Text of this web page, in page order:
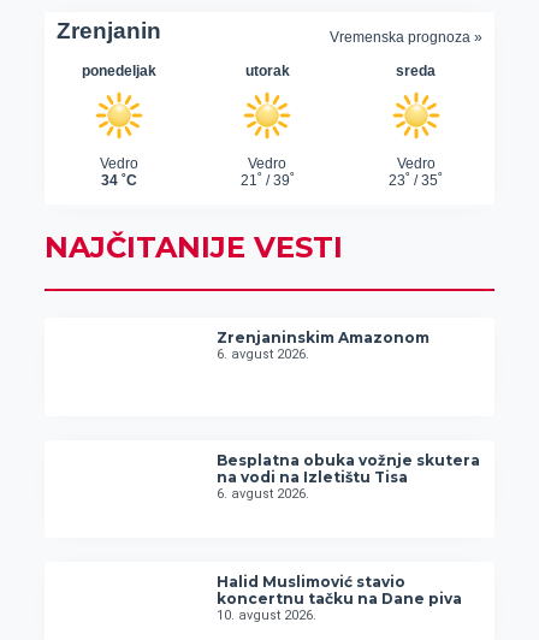
NAJČITANIJE VESTI
Zrenjaninskim Amazonom
6. avgust 2026.
Besplatna obuka vožnje skutera
na vodi na Izletištu Tisa
6. avgust 2026.
Halid Muslimović stavio
koncertnu tačku na Dane piva
10. avgust 2026.